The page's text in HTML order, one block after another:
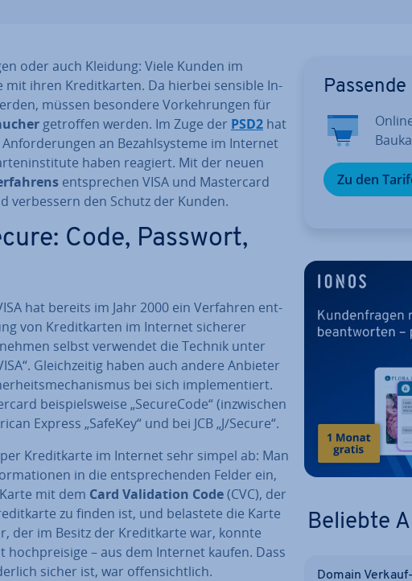
oder auch Kleidung: Viele Kunden im
mit ihren Kre­dit­kar­ten. Da hierbei sensible In­
müssen besondere Vor­keh­run­gen für
getroffen werden. Im Zuge der PSD2 hat
an Be­zahl­sys­te­me im Internet
haben reagiert. Mit der neuen
ent­spre­chen VISA und Mas­ter­card
ver­bes­sern den Schutz der Kunden.
Code, Passwort,
hat bereits im Jahr 2000 ein Verfahren ent­
von Kre­dit­kar­ten im Internet sicherer
selbst verwendet die Technik unter
Gleich­zei­tig haben auch andere Anbieter
bei sich im­ple­men­tiert.
bei­spiels­wei­se „Se­cu­re­Code“ (in­zwi­schen
Express „SafeKey“ und bei JCB „J/Secure“.
Kre­dit­kar­te im Internet sehr simpel ab: Man
in die ent­spre­chen­den Felder ein,
mit dem Card Va­li­da­ti­on Code(CVC), der
zu finden ist, und belastete die Karte
der im Besitz der Kre­dit­kar­te war, konnte
hoch­prei­si­ge – aus dem Internet kaufen. Dass
sicher ist, war of­fen­sicht­lich.
Zu den
Beliebte
Domain